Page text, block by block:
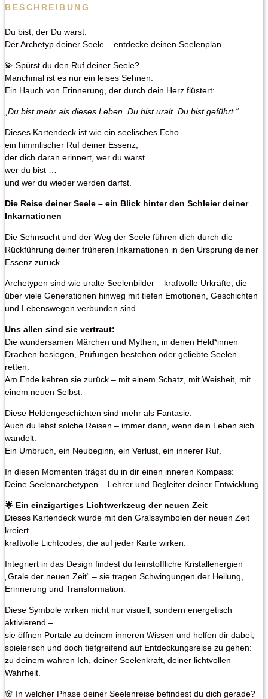
BESCHREIBUNG
Du bist, der Du warst.
Der Archetyp deiner Seele – entdecke deinen Seelenplan.
💫 Spürst du den Ruf deiner Seele?
Manchmal ist es nur ein leises Sehnen.
Ein Hauch von Erinnerung, der durch dein Herz flüstert:
„Du bist mehr als dieses Leben. Du bist uralt. Du bist geführt.“
Dieses Kartendeck ist wie ein seelisches Echo –
ein himmlischer Ruf deiner Essenz,
der dich daran erinnert, wer du warst …
wer du bist …
und wer du wieder werden darfst.
Die Reise deiner Seele – ein Blick hinter den Schleier deiner
Inkarnationen
Die Sehnsucht und der Weg der Seele führen dich durch die
Rückführung deiner früheren Inkarnationen in den Ursprung deiner
Essenz zurück.
Archetypen sind wie uralte Seelenbilder – kraftvolle Urkräfte, die
über viele Generationen hinweg mit tiefen Emotionen, Geschichten
und Lebenswegen verbunden sind.
Uns allen sind sie vertraut:
Die wundersamen Märchen und Mythen, in denen Held*innen
Drachen besiegen, Prüfungen bestehen oder geliebte Seelen
retten.
Am Ende kehren sie zurück – mit einem Schatz, mit Weisheit, mit
einem neuen Selbst.
Diese Heldengeschichten sind mehr als Fantasie.
Auch du lebst solche Reisen – immer dann, wenn dein Leben sich
wandelt:
Ein Umbruch, ein Neubeginn, ein Verlust, ein innerer Ruf.
In diesen Momenten trägst du in dir einen inneren Kompass:
Deine Seelenarchetypen – Lehrer und Begleiter deiner Entwicklung.
🌟 Ein einzigartiges Lichtwerkzeug der neuen Zeit
Dieses Kartendeck wurde mit den Gralssymbolen der neuen Zeit
kreiert –
kraftvolle Lichtcodes, die auf jeder Karte wirken.
Integriert in das Design findest du feinstoffliche Kristallenergien
„Grale der neuen Zeit“ – sie tragen Schwingungen der Heilung,
Erinnerung und Transformation.
Diese Symbole wirken nicht nur visuell, sondern energetisch
aktivierend –
sie öffnen Portale zu deinem inneren Wissen und helfen dir dabei,
spielerisch und doch tiefgreifend auf Entdeckungsreise zu gehen:
zu deinem wahren Ich, deiner Seelenkraft, deiner lichtvollen
Wahrheit.
🌸 In welcher Phase deiner Seelenreise befindest du dich gerade?